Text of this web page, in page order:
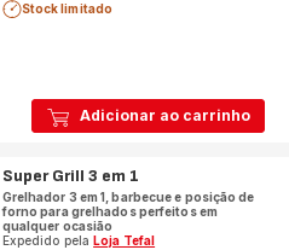
Adicionar ao carrinho
Stock limitado
Super Grill 3 em 1
Grelhador 3 em 1, barbecue e posição de
forno para grelhados perfeitos em
qualquer ocasião
Expedido pela Loja Tefal